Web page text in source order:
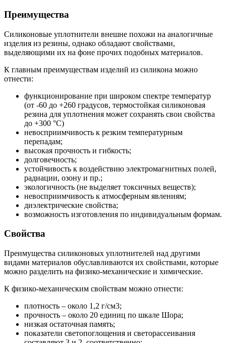
Преимущества
Силиконовые уплотнители внешне похожи на аналогичные
изделия из резины, однако обладают свойствами,
выделяющими их на фоне прочих подобных материалов.
К главным преимуществам изделий из силикона можно
отнести:
функционирование при широком спектре температур
(от -60 до +260 градусов, термостойкая силиконовая
резина для уплотнения может сохранять свои свойства
до +300 °С)
невосприимчивость к резким температурным
перепадам;
высокая прочность и гибкость;
долговечность;
устойчивость к воздействию электромагнитных полей,
радиации, озону и пр.;
экологичность (не выделяет токсичных веществ);
невосприимчивость к атмосферным явлениям;
диэлектрические свойства;
возможность изготовления по индивидуальным формам.
Свойства
Преимущества силиконовых уплотнителей над другими
видами материалов обуславливаются их свойствами, которые
можно разделить на физико-механические и химические.
К физико-механическим свойствам можно отнести:
плотность – около 1,2 г/см3;
прочность – около 20 единиц по шкале Шора;
низкая остаточная память;
показатели светопоглощения и светорассеивания